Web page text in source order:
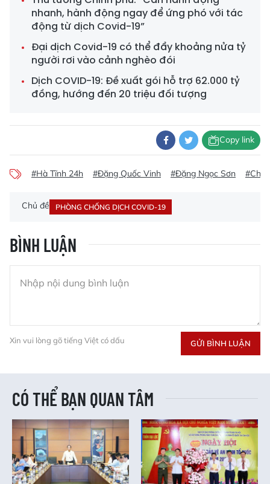
nhanh, hành động ngay để ứng phó với tác
động từ dịch Covid-19”
Đại dịch Covid-19 có thể đẩy khoảng nửa tỷ
người rơi vào cảnh nghèo đói
Dịch COVID-19: Đề xuất gói hỗ trợ 62.000 tỷ
đồng, hướng đến 20 triệu đối tượng
Copy link
#Hà Tĩnh 24h #Đặng Quốc Vinh #Đặng Ngọc Sơn #Chủ
Chủ đề PHÒNG CHỐNG DỊCH COVID-19
BÌNH LUẬN
Xin vui lòng gõ tiếng Việt có dấu GỬI BÌNH LUẬN
CÓ THỂ BẠN QUAN TÂM